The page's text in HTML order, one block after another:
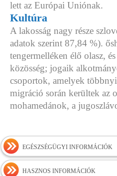
lett az Európai Uniónak.
Kultúra
A lakosság nagy része
adatok szerint 87,84 %).
tengermelléken élő olasz,
közösség; jogaik
csoportok, amelyek
migráció során kerültek az
mohamedánok, a
EGÉSZSÉGÜGYI INFORMÁCIÓK
HASZNOS INFORMÁCIÓK